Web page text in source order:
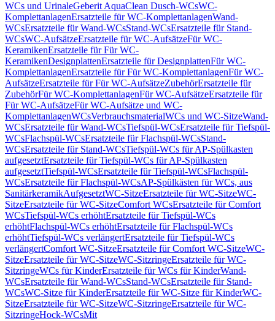
WCs und UrinaleGeberit AquaClean Dusch-WCsWC-
KomplettanlagenErsatzteile für WC-KomplettanlagenWand-
WCsErsatzteile für Wand-WCsStand-WCsErsatzteile für Stand-
WCsWC-AufsätzeErsatzteile für WC-AufsätzeFür WC-
KeramikenErsatzteile für Für WC-
KeramikenDesignplattenErsatzteile für DesignplattenFür WC-
KomplettanlagenErsatzteile für Für WC-KomplettanlagenFür WC-
AufsätzeErsatzteile für Für WC-AufsätzeZubehörErsatzteile für
ZubehörFür WC-KomplettanlagenFür WC-AufsätzeErsatzteile für
Für WC-AufsätzeFür WC-Aufsätze und WC-
KomplettanlagenWCsVerbrauchsmaterialWCs und WC-SitzeWand-
WCsErsatzteile für Wand-WCsTiefspül-WCsErsatzteile für Tiefspül-
WCsFlachspül-WCsErsatzteile für Flachspül-WCsStand-
WCsErsatzteile für Stand-WCsTiefspül-WCs für AP-Spülkasten
aufgesetztErsatzteile für Tiefspül-WCs für AP-Spülkasten
aufgesetztTiefspül-WCsErsatzteile für Tiefspül-WCsFlachspül-
WCsErsatzteile für Flachspül-WCsAP-Spülkästen für WCs, aus
SanitärkeramikAufgesetztWC-SitzeErsatzteile für WC-SitzeWC-
SitzeErsatzteile für WC-SitzeComfort WCsErsatzteile für Comfort
WCsTiefspül-WCs erhöhtErsatzteile für Tiefspül-WCs
erhöhtFlachspül-WCs erhöhtErsatzteile für Flachspül-WCs
erhöhtTiefspül-WCs verlängertErsatzteile für Tiefspül-WCs
verlängertComfort WC-SitzeErsatzteile für Comfort WC-SitzeWC-
SitzeErsatzteile für WC-SitzeWC-SitzringeErsatzteile für WC-
SitzringeWCs für KinderErsatzteile für WCs für KinderWand-
WCsErsatzteile für Wand-WCsStand-WCsErsatzteile für Stand-
WCsWC-Sitze für KinderErsatzteile für WC-Sitze für KinderWC-
SitzeErsatzteile für WC-SitzeWC-SitzringeErsatzteile für WC-
SitzringeHock-WCsMit